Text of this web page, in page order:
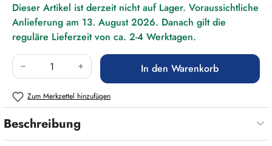
Dieser Artikel ist derzeit nicht auf Lager. Voraussichtliche
Anlieferung am 13. August 2026. Danach gilt die
reguläre Lieferzeit von ca. 2-4 Werktagen.
Produkt Anzahl: Gib den gewünschten Wert
In den Warenkorb
Zum Merkzettel hinzufügen
Beschreibung